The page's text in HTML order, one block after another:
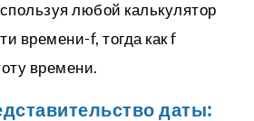
любой калькулятор
времени-f, тогда как f
времени.
даты: